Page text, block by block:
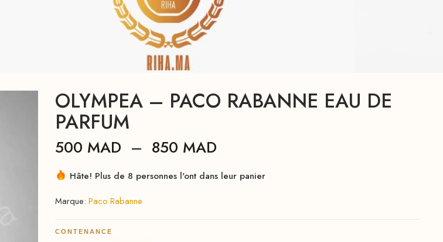
OLYMPEA – PACO RABANNE EAU DE
PARFUM
500 MAD – 850 MAD
Hâte! Plus de 8 personnes l'ont dans leur panier
Marque: Paco Rabanne
CONTENANCE